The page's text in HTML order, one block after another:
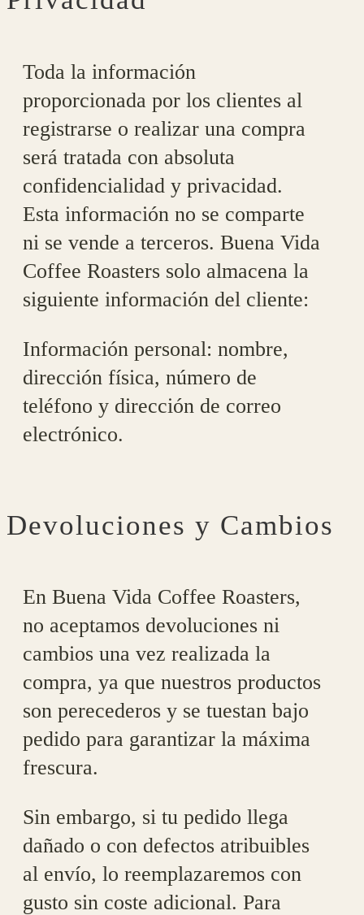
Toda la información
proporcionada por los clientes al
registrarse o realizar una compra
será tratada con absoluta
confidencialidad y privacidad.
Esta información no se comparte
ni se vende a terceros. Buena Vida
Coffee Roasters solo almacena la
siguiente información del cliente:
Información personal: nombre,
dirección física, número de
teléfono y dirección de correo
electrónico.
Devoluciones y Cambios
En Buena Vida Coffee Roasters,
no aceptamos devoluciones ni
cambios una vez realizada la
compra, ya que nuestros productos
son perecederos y se tuestan bajo
pedido para garantizar la máxima
frescura.
Sin embargo, si tu pedido llega
dañado o con defectos atribuibles
al envío, lo reemplazaremos con
gusto sin coste adicional. Para